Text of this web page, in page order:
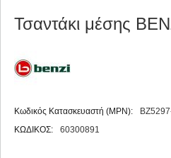
Τσαντάκι μέσης
Κωδικός Κατασκευαστή (MPN):
ΚΩΔΙΚΟΣ:
60300891